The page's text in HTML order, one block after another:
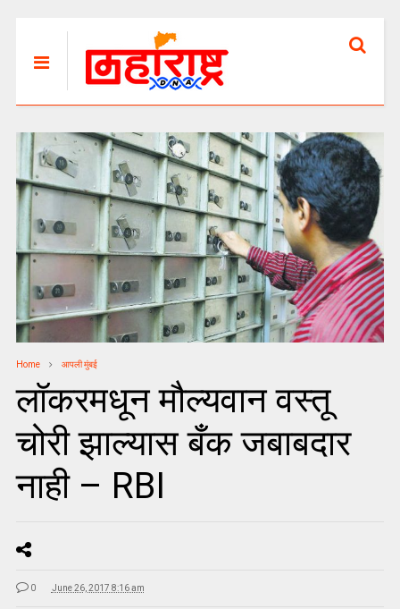
Home आपली मुंबई
लॉकरमधून मौल्यवान वस्तू
चोरी झाल्यास बँक जबाबदार
नाही – RBI
0 June 26, 2017 8:16 am